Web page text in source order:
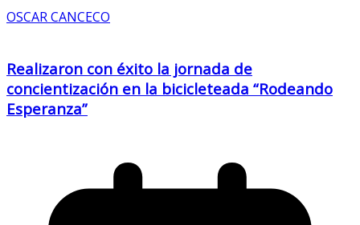
OSCAR CANCECO
Realizaron con éxito la jornada de
concientización en la bicicleteada “Rodeando
Esperanza”